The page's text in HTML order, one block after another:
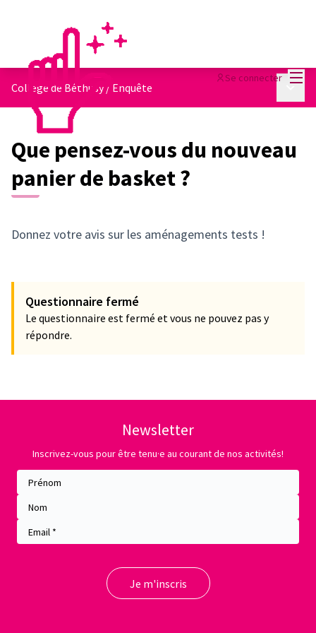
Se connecter
Collège de Béthusy / Enquête
Que pensez-vous du nouveau
panier de basket ?
Donnez votre avis sur les aménagements tests !
Questionnaire fermé
Le questionnaire est fermé et vous ne pouvez pas y
répondre.
Newsletter
Inscrivez-vous pour être tenu·e au courant de nos activités!